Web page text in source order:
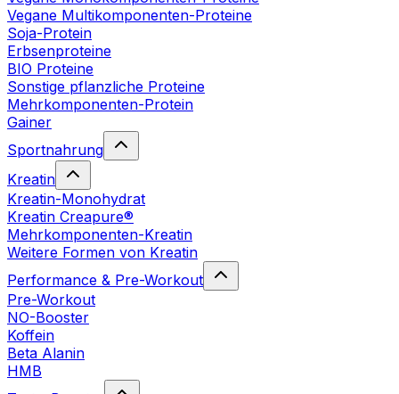
Vegane Multikomponenten-Proteine
Soja-Protein
Erbsenproteine
BIO Proteine
Sonstige pflanzliche Proteine
Mehrkomponenten-Protein
Gainer
Sportnahrung
Kreatin
Kreatin-Monohydrat
Kreatin Creapure®
Mehrkomponenten-Kreatin
Weitere Formen von Kreatin
Performance & Pre-Workout
Pre-Workout
NO-Booster
Koffein
Beta Alanin
HMB